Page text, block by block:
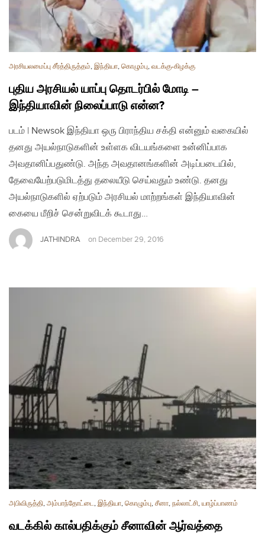
அரசியலமைப்பு சீர்த்திருத்தம், இந்தியா, கொழும்பு, வடக்கு-கிழக்கு
புதிய அரசியல் யாப்பு தொடர்பில் மோடி –
இந்தியாவின் நிலைப்பாடு என்ன?
படம் | Newsok இந்தியா ஒரு பிராந்திய சக்தி என்னும் வகையில்
தனது அயல்நாடுகளின் உள்ளக விடயங்களை உன்னிப்பாக
அவதானிப்பதுண்டு. அந்த அவதானங்களின் அடிப்படையில்,
தேவையேற்படுமிடத்து தலையீடு செய்வதும் உண்டு. தனது
அயல்நாடுகளில் ஏற்படும் அரசியல் மாற்றங்கள் இந்தியாவின்
கையை மீறிச் சென்றுவிடக் கூடாது…
JATHINDRA on December 29, 2016
அபிவிருத்தி, அம்பாந்தோட்டை, இந்தியா, கொழும்பு, சீனா, நல்லாட்சி, யாழ்ப்பாணம்
வடக்கில் கால்பதிக்கும் சீனாவின் ஆர்வத்தை